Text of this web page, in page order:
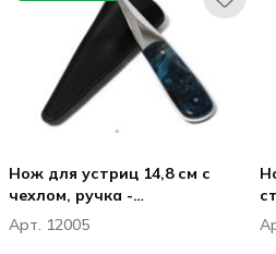
Нож для устриц 14,8 см с
чехлом, ручка -
стабилизированное дерево,
цвет синий, Utset
Арт. 12005